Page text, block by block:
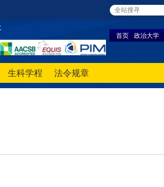
首页 政治大学
生科学程 法令规章